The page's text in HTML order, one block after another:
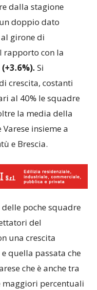
dalla stagione
doppio dato
girone di
rapporto con la
(+3.6%). Si
crescita, costanti
al 40% le squadre
la media della
insieme a
e Brescia.
poche squadre
del
una crescita
quella passata che
che è anche tra
maggiori percentuali